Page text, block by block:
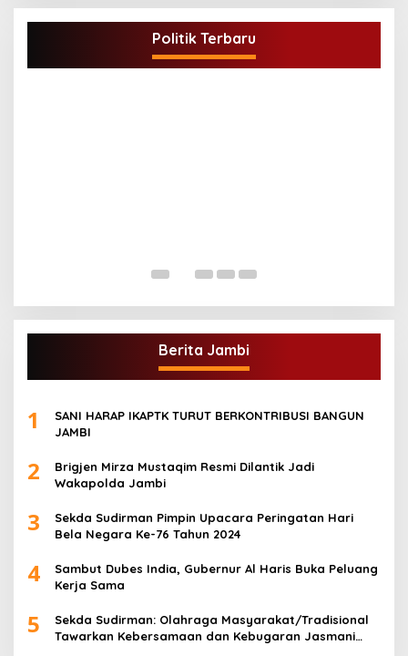
Politik Terbaru
DPD Partai Golkar,Muscam Ke-X Dalam
Rangka Pemilihan Ketua PK.
Juli 5, 2021
Berita Jambi
1
SANI HARAP IKAPTK TURUT BERKONTRIBUSI BANGUN
JAMBI
2
Brigjen Mirza Mustaqim Resmi Dilantik Jadi
Wakapolda Jambi
3
Sekda Sudirman Pimpin Upacara Peringatan Hari
Bela Negara Ke-76 Tahun 2024
4
Sambut Dubes India, Gubernur Al Haris Buka Peluang
Kerja Sama
5
Sekda Sudirman: Olahraga Masyarakat/Tradisional
Tawarkan Kebersamaan dan Kebugaran Jasmani